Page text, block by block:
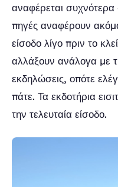
αναφέρεται συχνότερα
πηγές αναφέρουν
είσοδο λίγο πριν το
αλλάξουν ανάλογα με
εκδηλώσεις, οπότε
πάτε. Τα εκδοτήρια
την τελευταία είσοδο.